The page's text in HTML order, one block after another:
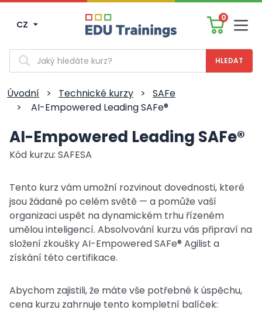
CZ
0
Vyhledávání
Úvodní > Technické kurzy >
SAFe
>
AI-Empowered Leading SAFe®
AI-Empowered Leading SAFe®
Kód kurzu: SAFESA
Tento kurz vám umožní rozvinout dovednosti, které
jsou žádané po celém světě — a pomůže vaší
organizaci uspět na dynamickém trhu řízeném
umělou inteligencí. Absolvování kurzu vás připraví na
složení zkoušky AI-Empowered SAFe® Agilist a
získání této certifikace.
Abychom zajistili, že máte vše potřebné k úspěchu,
cena kurzu zahrnuje tento kompletní balíček: